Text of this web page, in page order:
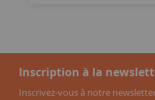
Inscription à la
Inscrivez-vous à notre